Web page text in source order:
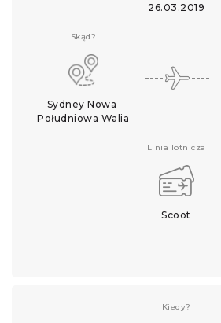
26.03.2019
Skąd?
Sydney Nowa
Południowa Walia
Linia lotnicza
Scoot
Kiedy?